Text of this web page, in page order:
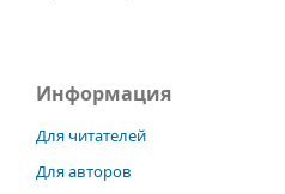
Информация
Для читателей
Для авторов